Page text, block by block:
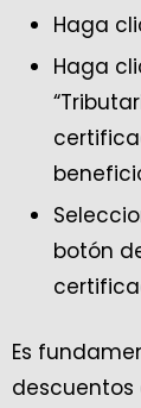
Haga
Haga
botón
Es
descuentos